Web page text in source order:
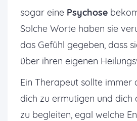
sogar eine Psychose
Solche Worte haben sie
das Gefühl gegeben, dass
über ihren eigenen
Ein Therapeut sollte immer
dich zu ermutigen und dich
zu begleiten, egal welche